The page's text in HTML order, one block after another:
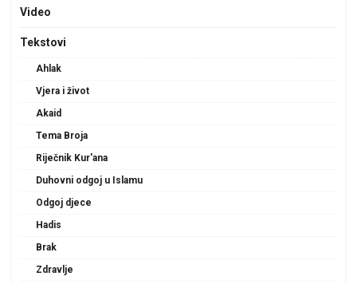
Video
Tekstovi
Ahlak
Vjera i život
Akaid
Tema Broja
Riječnik Kur'ana
Duhovni odgoj u Islamu
Odgoj djece
Hadis
Brak
Zdravlje